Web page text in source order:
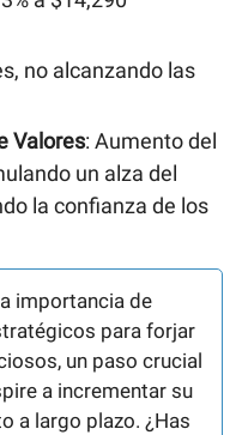
no alcanzando las
Valores: Aumento del
un alza del
la confianza de los
importancia de
para forjar
un paso crucial
a incrementar su
a largo plazo. ¿Has